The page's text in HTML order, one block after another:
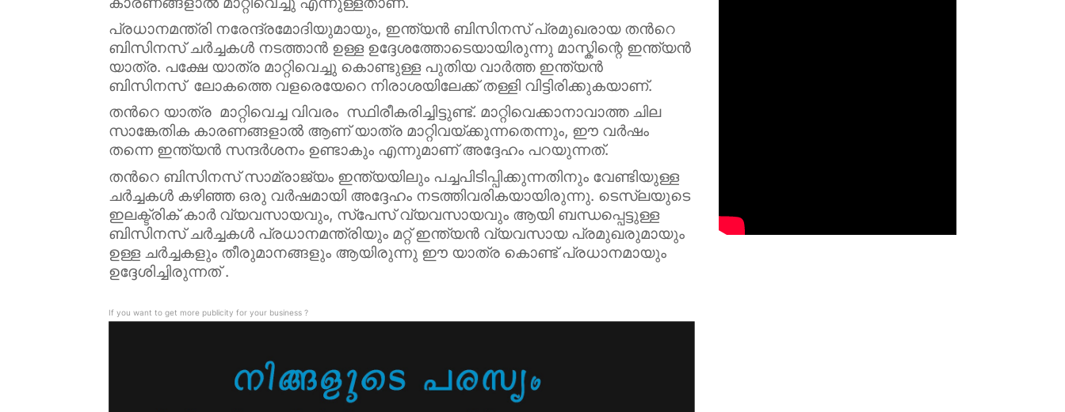
പ്രധാനമന്ത്രി നരേന്ദ്രമോദിയുമായും, ഇന്ത്യൻ ബിസിനസ് പ്രമുഖരായ തൻറെ
ബിസിനസ് ചർച്ചകൾ നടത്താൻ ഉള്ള ഉദ്ദേശത്തോടെയായിരുന്നു മാസ്കിന്റെ ഇന്ത്യൻ
യാത്ര. പക്ഷേ യാത്ര മാറ്റിവെച്ചു കൊണ്ടുള്ള പുതിയ വാർത്ത ഇന്ത്യൻ
ബിസിനസ് ലോകത്തെ വളരെയേറെ നിരാശയിലേക്ക് തള്ളി വിട്ടിരിക്കുകയാണ്.
തൻറെ യാത്ര മാറ്റിവെച്ച വിവരം സ്ഥിരീകരിച്ചിട്ടുണ്ട്. മാറ്റിവെക്കാനാവാത്ത ചില
സാങ്കേതിക കാരണങ്ങളാൽ ആണ് യാത്ര മാറ്റിവയ്ക്കുന്നതെന്നും, ഈ വർഷം
തന്നെ ഇന്ത്യൻ സന്ദർശനം ഉണ്ടാകും എന്നുമാണ് അദ്ദേഹം പറയുന്നത്.
തൻറെ ബിസിനസ് സാമ്രാജ്യം ഇന്ത്യയിലും പച്ചപിടിപ്പിക്കുന്നതിനും വേണ്ടിയുള്ള
ചർച്ചകൾ കഴിഞ്ഞ ഒരു വർഷമായി അദ്ദേഹം നടത്തിവരികയായിരുന്നു. ടെസ്‌ലയുടെ
ഇലക്ട്രിക് കാർ വ്യവസായവും, സ്പേസ് വ്യവസായവും ആയി ബന്ധപ്പെട്ടുള്ള
ബിസിനസ് ചർച്ചകൾ പ്രധാനമന്ത്രിയും മറ്റ് ഇന്ത്യൻ വ്യവസായ പ്രമുഖരുമായും
ഉള്ള ചർച്ചകളും തീരുമാനങ്ങളും ആയിരുന്നു ഈ യാത്ര കൊണ്ട് പ്രധാനമായും
ഉദ്ദേശിച്ചിരുന്നത് .
If you want to get more publicity for your business ?